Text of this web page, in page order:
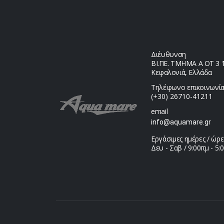
Διέυθυνση
ΒΙ.ΠΕ. ΤΜΗΜΑ Α ΟΤ 3
Κεφαλονιά, Ελλάδα
Τηλέφωνο
(+30) 26710-41211
email
info@aquamare.gr
Εργάσιμες ημέρες /
Δευ - Σαβ / 9:00πμ -